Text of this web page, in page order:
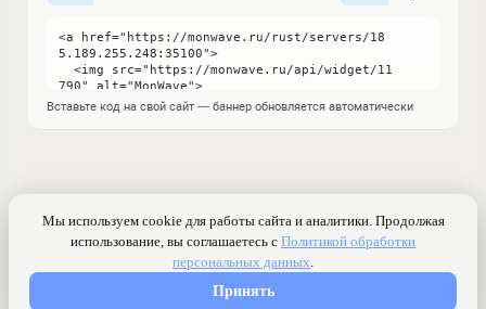
Вставьте код на свой сайт — баннер обновляется автоматически